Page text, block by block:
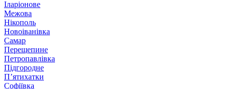
Іларіонове
Межова
Нікополь
Новоіванівка
Самар
Перещепине
Петропавлівка
Підгородне
П’ятихатки
Софіївка